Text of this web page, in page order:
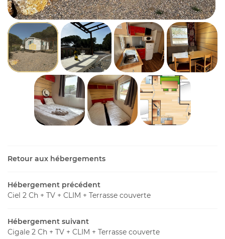
Services
Activités
et Valeurs
– Mobil’Homes
Insolites
Une
04 68 45 16
06 88 16 12
Retour aux hébergements
Hébergement précédent
Ciel 2 Ch + TV + CLIM + Terrasse couverte
Hébergement suivant
Cigale 2 Ch + TV + CLIM + Terrasse couverte